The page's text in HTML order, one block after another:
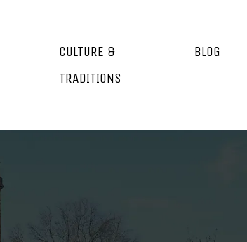
CULTURE &
TRADITIONS
BLOG